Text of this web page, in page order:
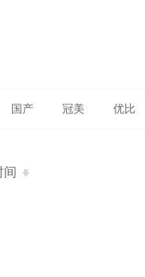
国产 冠美 优比
间